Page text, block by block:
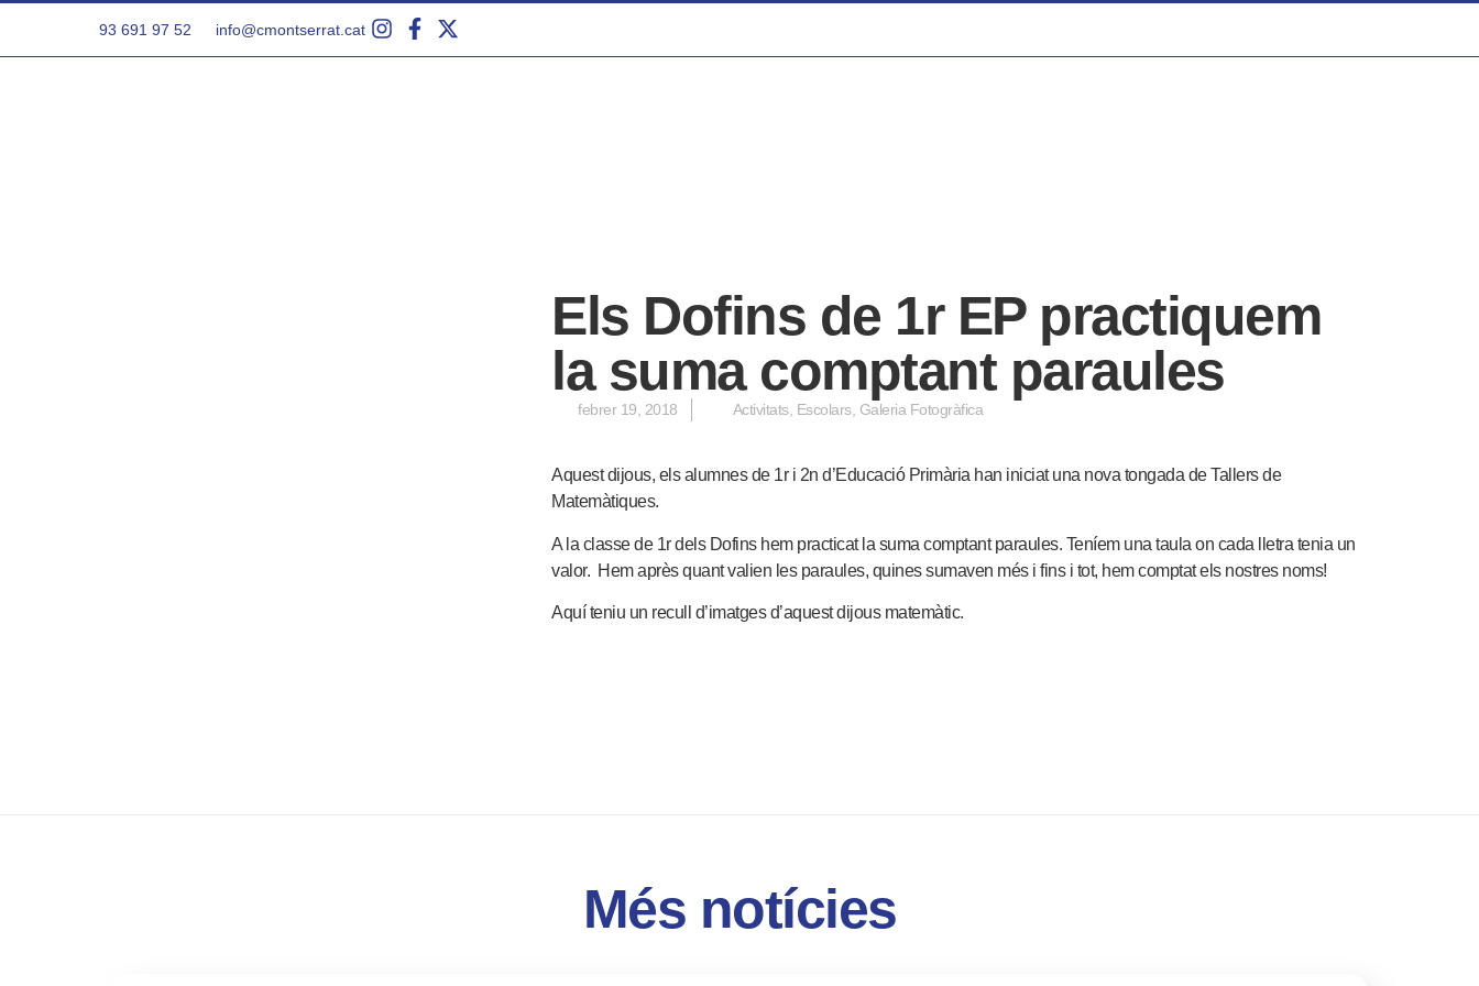
93 691 97 52 info@cmontserrat.cat
Els Dofins de 1r EP practiquem
la suma comptant paraules
febrer 19, 2018 Activitats, Escolars, Galeria Fotogràfica
Aquest dijous, els alumnes de 1r i 2n d’Educació Primària han iniciat una nova tongada de Tallers de
Matemàtiques.
A la classe de 1r dels Dofins hem practicat la suma comptant paraules. Teníem una taula on cada lletra tenia un
valor. Hem après quant valien les paraules, quines sumaven més i fins i tot, hem comptat els nostres noms!
Aquí teniu un recull d’imatges d’aquest dijous matemàtic.
Més notícies